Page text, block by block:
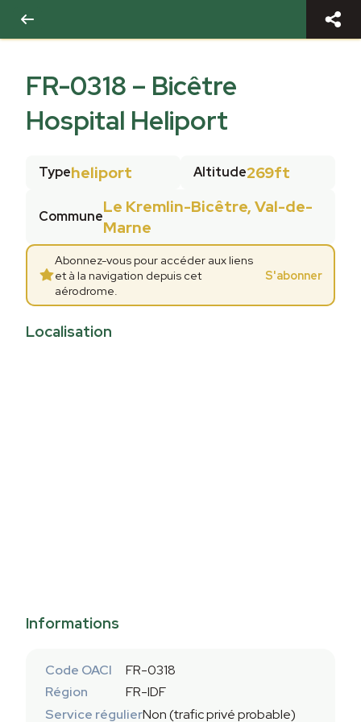
FR-0318 – Bicêtre
Hospital Heliport
Typeheliport Altitude269ft
CommuneLe Kremlin-Bicêtre, Val-de-
Marne
Abonnez-vous pour accéder aux liens
et à la navigation depuis cet
aérodrome.
S'abonner
Localisation
Informations
Code OACI
FR-0318
Région
FR-IDF
Service régulierNon (trafic privé probable)